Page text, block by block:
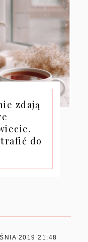
zdają
do
2019 21:48